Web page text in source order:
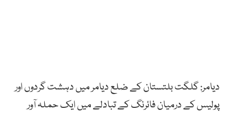
دیامر: گلگت بلتستان کے ضلع دیامر میں دہشت گردوں اور
پولیس کے درمیان فائرنگ کے تبادلے میں ایک حملہ آور